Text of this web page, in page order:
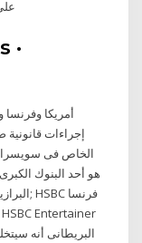
·
إجراءات